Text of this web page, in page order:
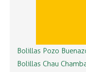
Bolillas Pozo
Bolillas Chau